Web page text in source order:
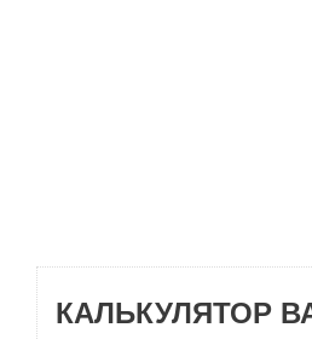
КАЛЬКУЛЯТОР